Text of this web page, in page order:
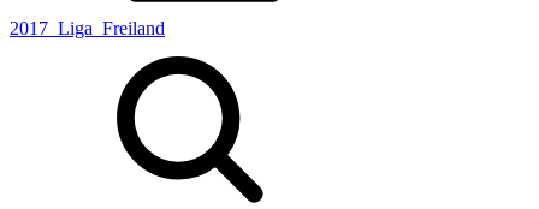
2017_Liga_Freiland